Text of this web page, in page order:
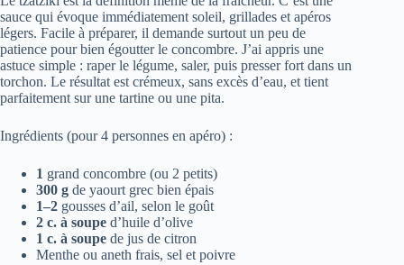
sauce qui évoque immédiatement soleil, grillades et apéros
légers. Facile à préparer, il demande surtout un peu de
patience pour bien égoutter le concombre. J’ai appris une
astuce simple : raper le légume, saler, puis presser fort dans un
torchon. Le résultat est crémeux, sans excès d’eau, et tient
parfaitement sur une tartine ou une pita.
Ingrédients (pour 4 personnes en apéro) :
1 grand concombre (ou 2 petits)
300 g de yaourt grec bien épais
1–2 gousses d’ail, selon le goût
2 c. à soupe d’huile d’olive
1 c. à soupe de jus de citron
Menthe ou aneth frais, sel et poivre